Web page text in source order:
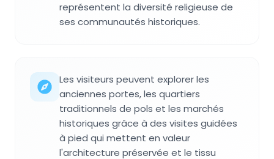
représentent la diversité religieuse de
ses communautés historiques.
Les visiteurs peuvent explorer les
anciennes portes, les quartiers
traditionnels de pols et les marchés
historiques grâce à des visites guidées
à pied qui mettent en valeur
l'architecture préservée et le tissu